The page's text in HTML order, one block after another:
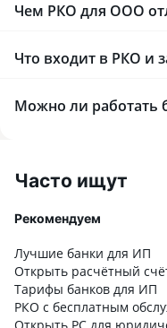
Чем РКО для ООО
Что входит в РКО и
Можно ли работать
Часто ищут
Рекомендуем
Лучшие банки для ИП
Открыть расчётный
Тарифы банков для ИП
РКО с бесплатным